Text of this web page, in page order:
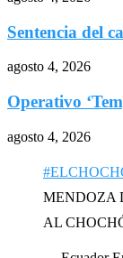
Sentencia del
agosto 4, 2026
Operativo
agosto 4, 2026
MENDOZA
AL